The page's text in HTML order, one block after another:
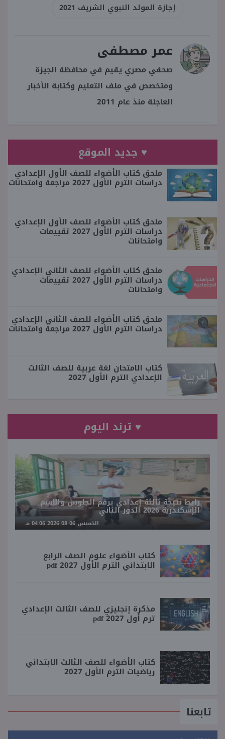
إجازة المولد النبوي الشريف 2021
عمر مصطفى
صحفي مصري يقيم في محافظة الجيزة
ومتخصص في ملف التعليم وكتابة الأخبار
العاجلة منذ عام 2011
♥ جديد الموقع
ملحق كتاب الأضواء للصف الأول الإعدادي
دراسات الترم الأول 2027 مراجعة وامتحانات
ملحق كتاب الأضواء للصف الأول الإعدادي
دراسات الترم الأول 2027 تقييمات
وامتحانات
ملحق كتاب الأضواء للصف الثاني الإعدادي
دراسات الترم الأول 2027 تقييمات
وامتحانات
ملحق كتاب الأضواء للصف الثاني الإعدادي
دراسات الترم الأول 2027 مراجعة وامتحانات
كتاب الامتحان لغة عربية للصف الثالث
الإعدادي الترم الأول 2027
♥ ترند اليوم
رابط نتيجة ثالثة إعدادي برقم الجلوس والاسم
الإسكندرية 2026 الدور الثاني
الخميس 06-08-2026 04:06 مـ
كتاب الأضواء علوم الصف الرابع
الابتدائي الترم الأول 2027 pdf
مذكرة إنجليزي للصف الثالث الإعدادي
ترم أول 2027 pdf
كتاب الأضواء للصف الثالث الابتدائي
رياضيات الترم الأول 2027
تابعنا